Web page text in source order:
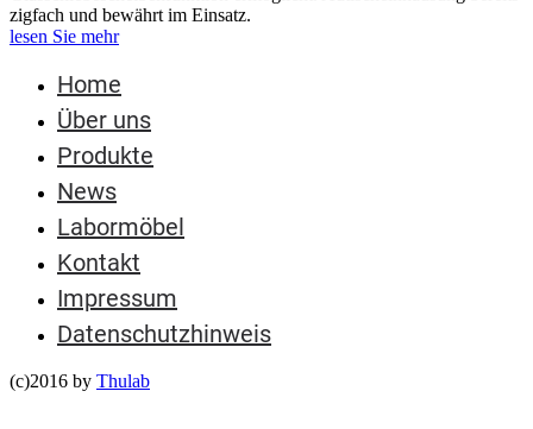
zigfach und bewährt im Einsatz.
lesen Sie mehr
Home
Über uns
Produkte
News
Labormöbel
Kontakt
Impressum
Datenschutzhinweis
(c)2016 by Thulab